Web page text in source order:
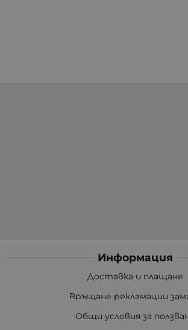
Информация
Доставка и плащане
Връщане рекламации
Общи условия за